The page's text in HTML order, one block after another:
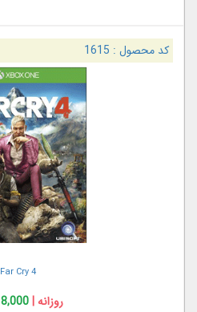
کد محصول : 1615
Far Cry 4
روزانه |8,000 تومان